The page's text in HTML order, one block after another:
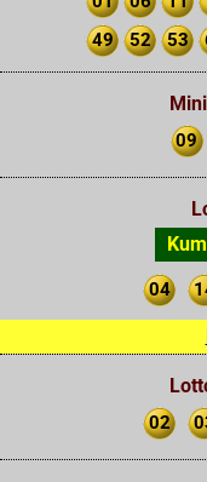
49
52 53
09
04
02